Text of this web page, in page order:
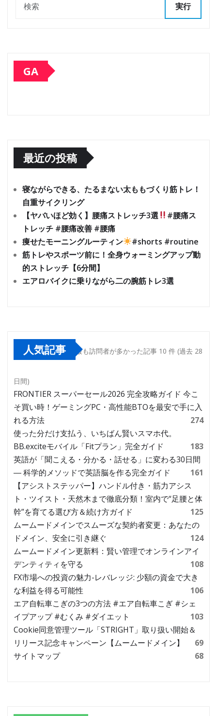
実行
GA
最近の投稿
寝ながらできる、たるまない太ももづくり筋トレ！
自重サイクリング
【ヤバいほど効く】腰痛ストレッチ3選
#腰痛ス
トレッチ #腰痛改善 #腰痛
痩せたモーニングルーティン
#shorts #routine
筋トレやスポーツ前に！全身ウォーミングアップ動
的ストレッチ【6分間】
エアロバイクに乗りながら二の腕筋トレ3選
人気記事 最も訪問者が多かった記事 10 件 (過去 28
日間)
FRONTIER スーパーセール2026 完全攻略ガイド 今こ
そ買い時！ゲーミングPC・高性能BTOを最安で手に入
れる方法
274
使った分だけ支払う、いちばん賢いスマホ代。
BB.exciteモバイル「Fitプラン」完全ガイド
183
英語が「聞こえる・分かる・話せる」に変わる30日間
― 科学的メソッドで英語脳を作る完全ガイド
161
【アシストステッパー】ハンドル付き・筋力アシス
ト・ツイスト・天然木まで徹底分類！室内で“足腰と体
幹”を育てる選び方＆続け方ガイド
125
ムームードメインでスムーズな契約者変更：あなたの
ドメイン、安全に引き継ぐ
124
ムームードメイン更新料：賢い管理でオンラインアイ
デンティティを守る
108
FX市場への投資の魅力-レバレッジ: 少額の資金で大き
な利益を得る可能性
106
エア自転車こぎの3つの方法 #エア自転車こぎ #シェ
イプアップ #むくみ #ダイエット
103
Cookie同意管理ツール「STRIGHT」取り扱い開始＆
リリース記念キャンペーン【ムームードメイン】
69
サイトマップ
68